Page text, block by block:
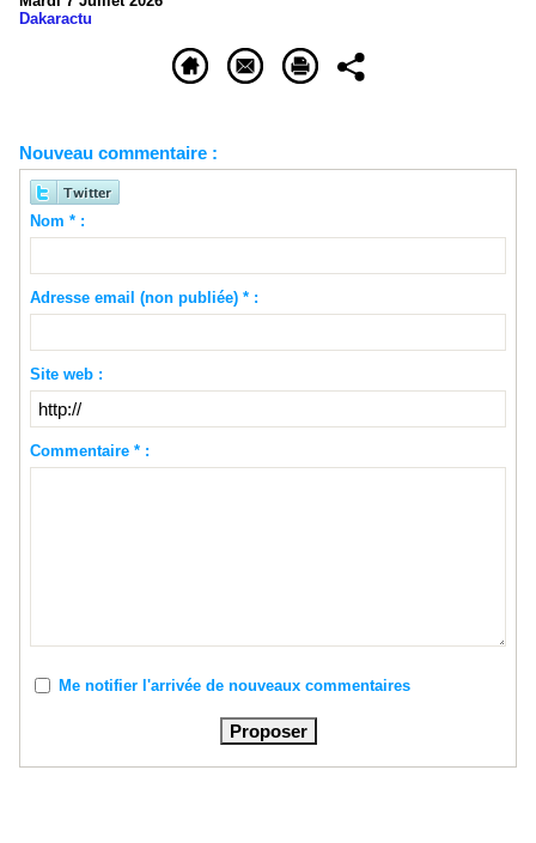
Dakaractu
Nouveau commentaire :
Nom * :
Adresse email (non publiée) * :
Site web :
Commentaire * :
Me notifier l'arrivée de nouveaux commentaires